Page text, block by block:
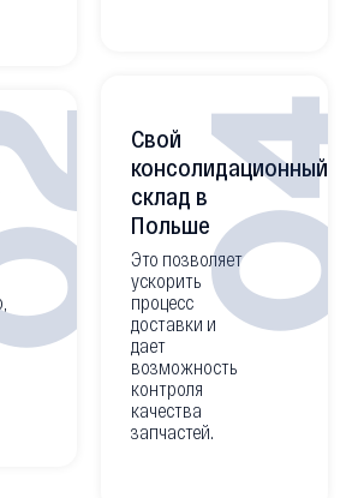
Свой
консолидационный
склад в
Польше
Это позволяет
ускорить
процесс
доставки и
дает
возможность
контроля
качества
запчастей.